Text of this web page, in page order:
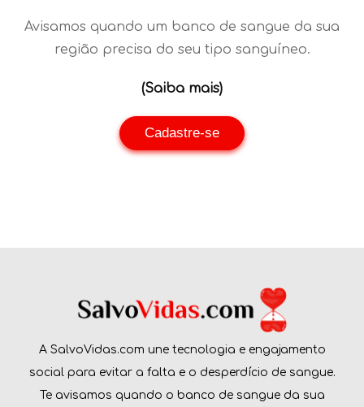
Avisamos quando um banco de sangue da sua
região precisa do seu tipo sanguíneo.
(Saiba mais)
Cadastre-se
A SalvoVidas.com une tecnologia e engajamento
social para evitar a falta e o desperdício de sangue.
Te avisamos quando o banco de sangue da sua